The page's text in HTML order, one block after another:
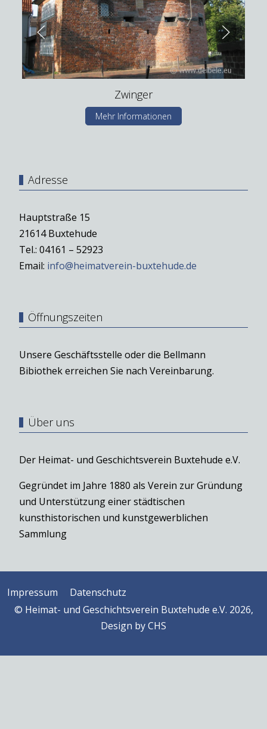
Zwinger
Mehr Informationen
Adresse
Hauptstraße 15
21614 Buxtehude
Tel.: 04161 – 52923
Email: info@heimatverein-buxtehude.de
Öffnungszeiten
Unsere Geschäftsstelle oder die Bellmann
Bibiothek erreichen Sie nach Vereinbarung.
Über uns
Der Heimat- und Geschichtsverein Buxtehude e.V.
Gegründet im Jahre 1880 als Verein zur Gründung
und Unterstützung einer städtischen
kunsthistorischen und kunstgewerblichen
Sammlung
Impressum
Datenschutz
© Heimat- und Geschichtsverein Buxtehude e.V. 2026,
Design byCHS